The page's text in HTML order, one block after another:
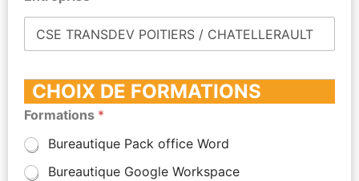
CHOIX DE FORMATIONS
Formations *
Bureautique Pack office Word
Bureautique Google Workspace